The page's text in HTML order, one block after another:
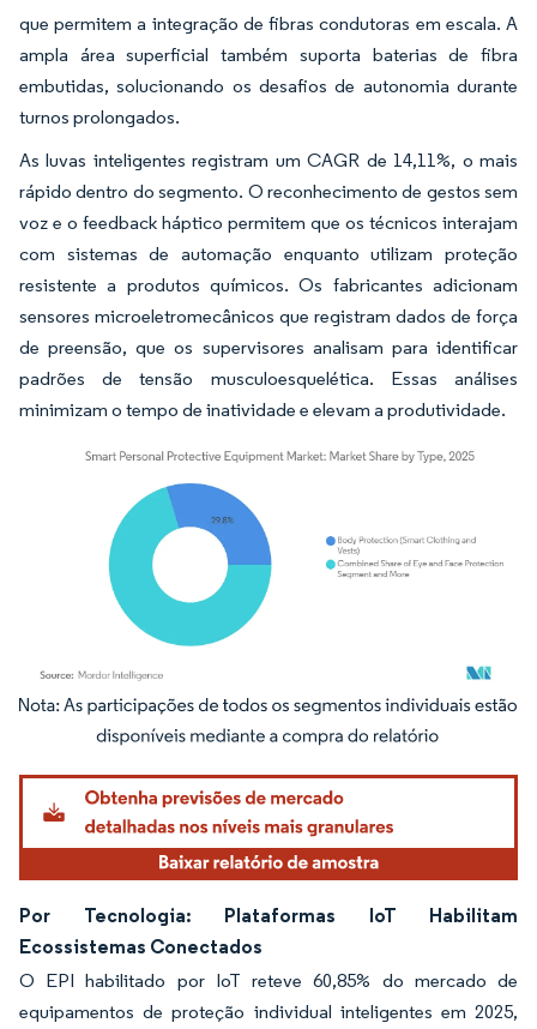
que permitem a integração de fibras condutoras em escala. A
ampla área superficial também suporta baterias de fibra
embutidas, solucionando os desafios de autonomia durante
turnos prolongados.
As luvas inteligentes registram um CAGR de 14,11%, o mais
rápido dentro do segmento. O reconhecimento de gestos sem
voz e o feedback háptico permitem que os técnicos interajam
com sistemas de automação enquanto utilizam proteção
resistente a produtos químicos. Os fabricantes adicionam
sensores microeletromecânicos que registram dados de força
de preensão, que os supervisores analisam para identificar
padrões de tensão musculoesquelética. Essas análises
minimizam o tempo de inatividade e elevam a produtividade.
Imagem © Mordor Intelligence. O reuso requer atribuição conforme CC BY 4.0.
Por Tecnologia: Plataformas IoT Habilitam
Ecossistemas Conectados
O EPI habilitado por IoT reteve 60,85% do mercado de
equipamentos de proteção individual inteligentes em 2025,